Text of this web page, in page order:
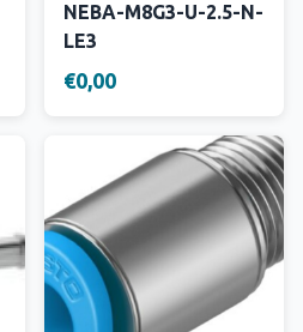
NEBA-M8G3-U-2.5-N-
LE3
€0,00